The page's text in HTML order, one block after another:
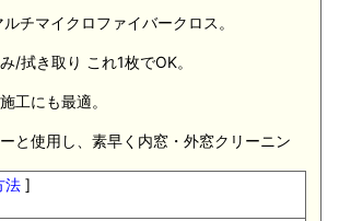
チマイクロファイバークロス。
/拭き取り これ1枚でOK。
工にも最適。
と使用し、素早く内窓・外窓クリーニン
法]